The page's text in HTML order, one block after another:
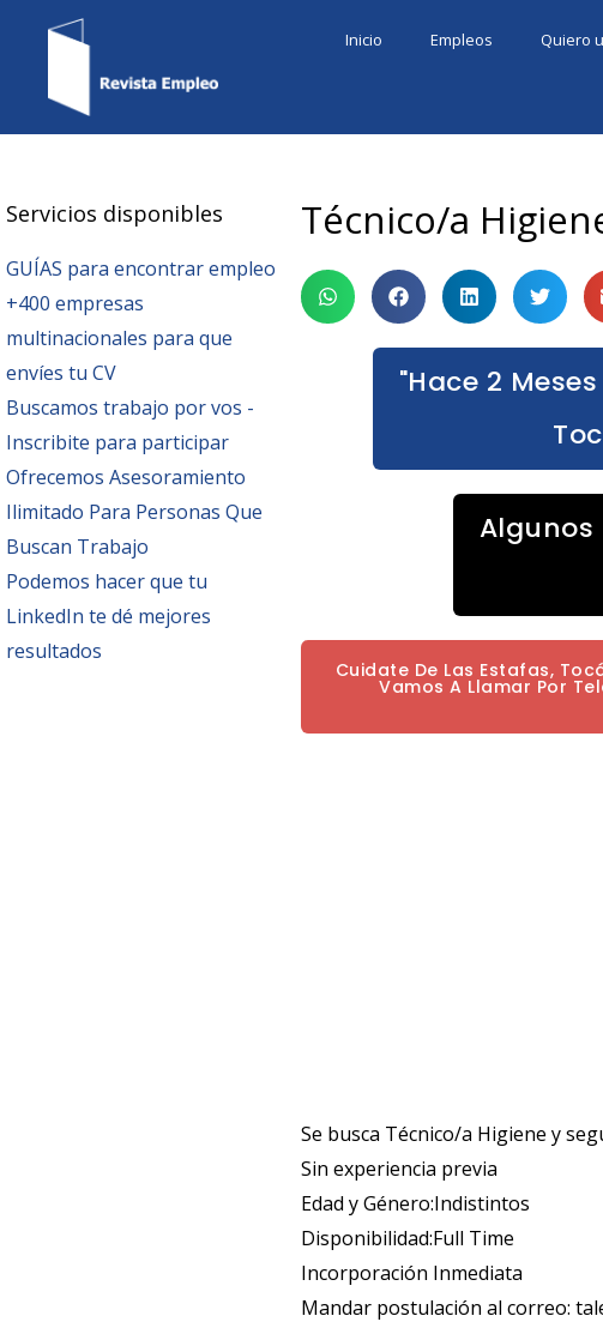
Inicio Empleos Quiero
Servicios disponibles
GUÍAS para encontrar empleo
+400 empresas
multinacionales para que
envíes tu CV
Buscamos trabajo por vos -
Inscribite para participar
Ofrecemos Asesoramiento
Ilimitado Para Personas Que
Buscan Trabajo
Podemos hacer que tu
LinkedIn te dé mejores
resultados
Técnico/a
"Hace 2
Algunos
Cuidate De Las Estafas,
Vamos A Llamar Por
Se busca Técnico/a Higiene y
Sin experiencia previa
Edad y Género:Indistintos
Disponibilidad:Full Time
Incorporación Inmediata
Mandar postulación al correo: